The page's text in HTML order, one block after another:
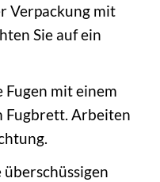
Verpackung mit
Sie auf ein
Fugen mit einem
Fugbrett. Arbeiten